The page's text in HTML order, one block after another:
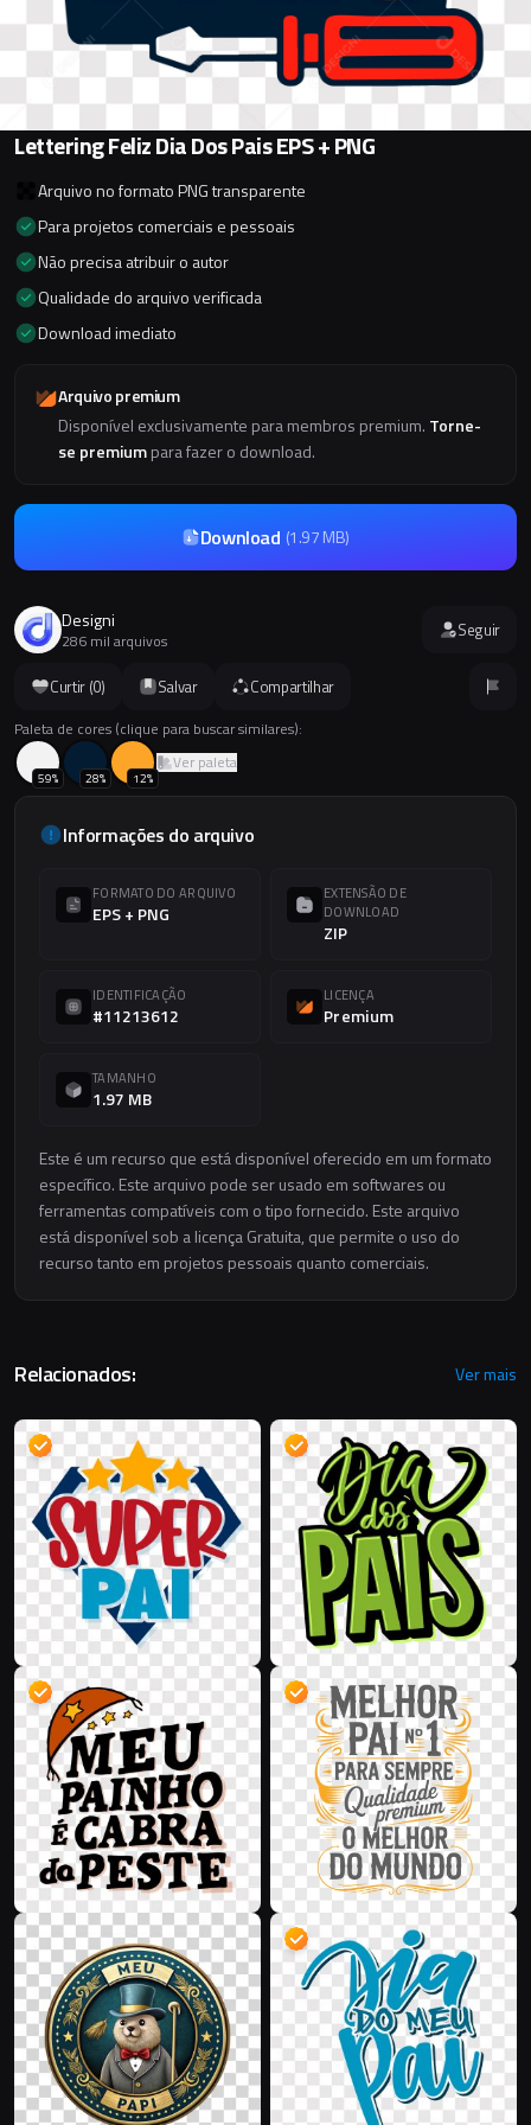
Curtir (0) Salvar Compartilhar
Paleta de cores (clique para buscar similares):
59% 28% 12%
Ver paleta
Informações do arquivo
FORMATO DO ARQUIVO
EPS + PNG
EXTENSÃO DE
DOWNLOAD
ZIP
IDENTIFICAÇÃO
#11213612
LICENÇA
Premium
TAMANHO
1.97 MB
Este é um recurso que está disponível oferecido em um formato
específico. Este arquivo pode ser usado em softwares ou
ferramentas compatíveis com o tipo fornecido. Este arquivo
está disponível sob a licença Gratuita, que permite o uso do
recurso tanto em projetos pessoais quanto comerciais.
Lettering Feliz Dia Dos Pais EPS + PNG
Arquivo no formato PNG transparente
Para projetos comerciais e pessoais
Não precisa atribuir o autor
Qualidade do arquivo verificada
Download imediato
Arquivo premium
Disponível exclusivamente para membros premium. Torne-
se premiumpara fazer o download.
Download (1.97 MB)
Designi
286 mil arquivos Seguir
Relacionados: Ver mais